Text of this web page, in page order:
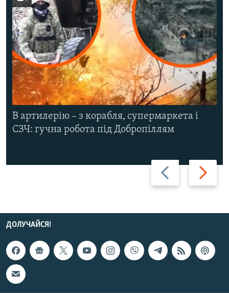
Назад Вперед
В артилерію – з корабля, супермаркета і
СЗЧ: гучна робота під Добропіллям
ДОЛУЧАЙСЯ!